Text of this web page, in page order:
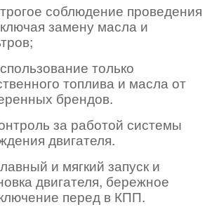
соблюдение проведения
замену масла и
только
топлива и масла от
брендов.
за работой системы
двигателя.
и мягкий запуск и
двигателя, бережное
перед в КПП.